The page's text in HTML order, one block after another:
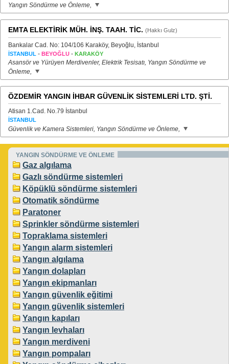
Yangın Söndürme ve Önleme,
EMTA ELEKTİRİK MÜH. İNŞ. TAAH. TİC. (Hakkı Gulz)
Bankalar Cad. No: 104/106 Karaköy, Beyoğlu, İstanbul
İSTANBUL - BEYOĞLU - KARAKÖY
Asansör ve Yürüyen Merdivenler, Elektrik Tesisatı, Yangın Söndürme ve
Önleme,
ÖZDEMİR YANGIN İHBAR GÜVENLİK SİSTEMLERİ LTD. ŞTİ.
Atisan 1.Cad. No.79 İstanbul
İSTANBUL
Güvenlik ve Kamera Sistemleri, Yangın Söndürme ve Önleme,
YANGIN SÖNDÜRME VE ÖNLEME
Gaz algılama
Gazlı söndürme sistemleri
Köpüklü söndürme sistemleri
Otomatik söndürme
Paratoner
Sprinkler söndürme sistemleri
Topraklama sistemleri
Yangın alarm sistemleri
Yangın algılama
Yangın dolapları
Yangın ekipmanları
Yangın güvenlik eğitimi
Yangın güvenlik sistemleri
Yangın kapıları
Yangın levhaları
Yangın merdiveni
Yangın pompaları